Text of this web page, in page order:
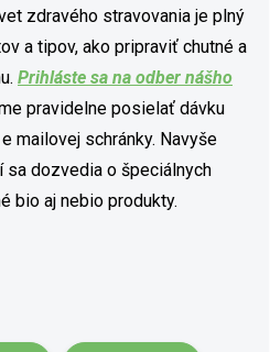
zdravého stravovania je plný
a tipov, ako pripraviť chutné a
Prihláste sa na odber nášho
pravidelne posielať dávku
mailovej schránky. Navyše
sa dozvedia o špeciálnych
bio aj nebio produkty.